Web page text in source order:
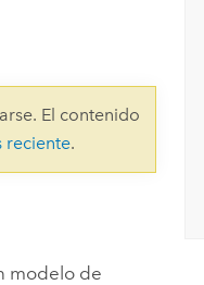
El contenido
reciente.
modelo de